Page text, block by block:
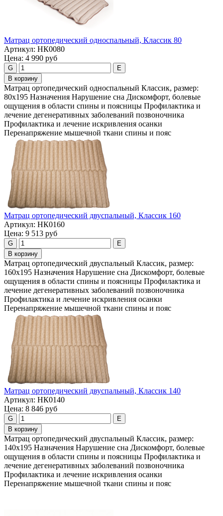
Maтpaц opтoпeдичecкий односпальный, Классик 80
Артикул: НК0080
Цена: 4 990 руб
G
E
В корзину
Maтpaц opтoпeдичecкий односпальный Классик, размер:
80х195 Назначения Нарушение сна Дискомфорт, болевые
ощущения в области спины и поясницы Профилактика и
лечение дегенеративных заболеваний позвоночника
Профилактика и лечение искривления осанки
Перенапряжение мышечной ткани спины и пояс
Maтpaц opтoпeдичecкий двуcпaльный, Классик 160
Артикул: НК0160
Цена: 9 513 руб
G
E
В корзину
Maтpaц opтoпeдичecкий двуспальный Классик, размер:
160х195 Назначения Нарушение сна Дискомфорт, болевые
ощущения в области спины и поясницы Профилактика и
лечение дегенеративных заболеваний позвоночника
Профилактика и лечение искривления осанки
Перенапряжение мышечной ткани спины и пояс
Maтpaц opтoпeдичecкий двуcпaльный, Классик 140
Артикул: НК0140
Цена: 8 846 руб
G
E
В корзину
Maтpaц opтoпeдичecкий двуспальный Классик, размер:
140х195 Назначения Нарушение сна Дискомфорт, болевые
ощущения в области спины и поясницы Профилактика и
лечение дегенеративных заболеваний позвоночника
Профилактика и лечение искривления осанки
Перенапряжение мышечной ткани спины и пояс